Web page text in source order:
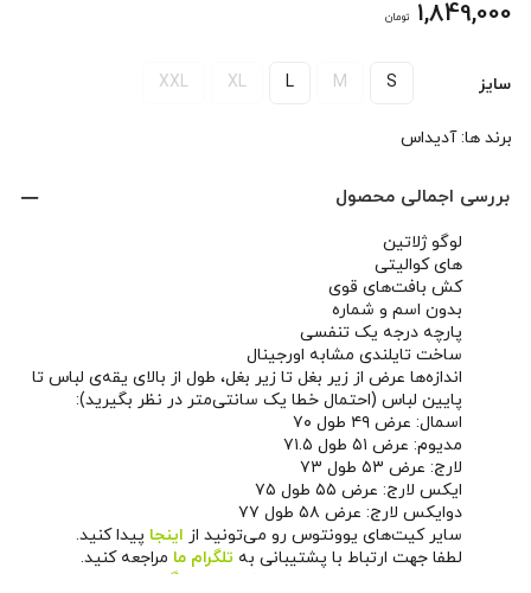
1,849,000 تومان
سایز S
M
L
XL
XXL
برند ها:آدیداس
بررسی اجمالی محصول
لوگو ژلاتین
های کوالیتی
کش بافت‌های قوی
بدون اسم و شماره
پارچه درجه یک تنفسی
ساخت تایلندی مشابه اورجینال
اندازه‌ها عرض از زیر بغل تا زیر بغل، طول از بالای یقه‌ی لباس تا
پایین لباس (احتمال خطا یک سانتی‌متر در نظر بگیرید):
اسمال: عرض ۴۹ طول ۷۰
مدیوم: عرض ۵۱ طول ۷۱.۵
لارج: عرض ۵۳ طول ۷۳
ایکس لارج: عرض ۵۵ طول ۷۵
دوایکس لارج: عرض ۵۸ طول ۷۷
سایر کیت‌های یوونتوس رو می‌تونید از اینجا پیدا کنید.
لطفا جهت ارتباط با پشتیبانی به تلگرام ما مراجعه کنید.
صفحه اینستاگرام ما